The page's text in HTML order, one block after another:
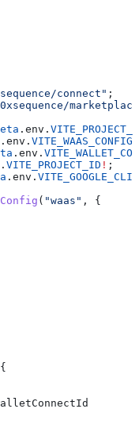
connect" ;
. env .
. env .
. env .
. VITE_PROJECT_ID ! ;
. env .
( "waas" , {
{